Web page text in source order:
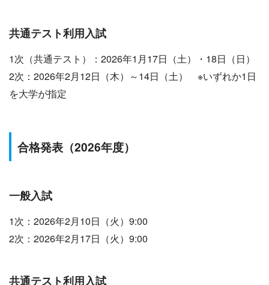
共通テスト利用入試
1次（共通テスト）：2026年1月17日（土）・18日（日）
2次：2026年2月12日（木）～14日（土） ※いずれか1日
を大学が指定
合格発表 （2026年度）
一般入試
1次：2026年2月10日（火）9:00
2次：2026年2月17日（火）9:00
共通テスト利用入試